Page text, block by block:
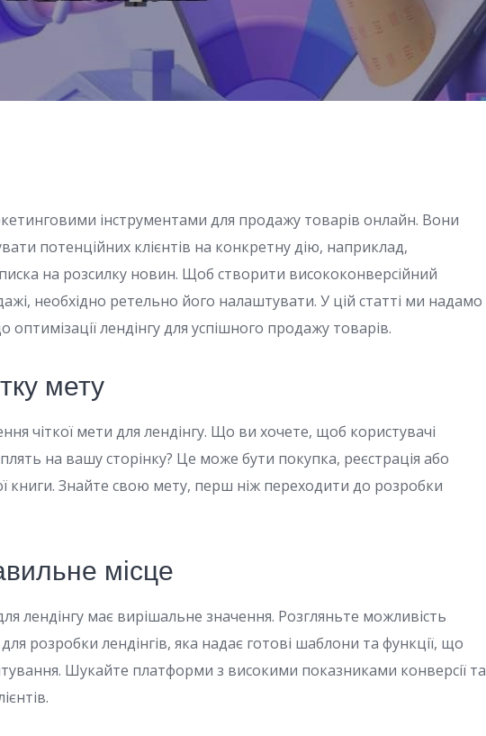
інструментами для продажу товарів онлайн. Вони
потенційних клієнтів на конкретну дію, наприклад,
на розсилку новин. Щоб створити висококонверсійний
необхідно ретельно його налаштувати. У цій статті ми надамо
лендінгу для успішного продажу товарів.
мету
чіткої мети для лендінгу. Що ви хочете, щоб користувачі
на вашу сторінку? Це може бути покупка, реєстрація або
книги. Знайте свою мету, перш ніж переходити до розробки
місце
лендінгу має вирішальне значення. Розгляньте можливість
розробки лендінгів, яка надає готові шаблони та функції, що
Шукайте платформи з високими показниками конверсії та